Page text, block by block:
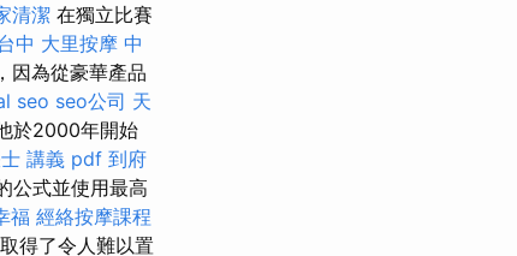
清潔 在獨立比賽
中 大里按摩 中
因為從豪華產品
seo seo公司 天
於2000年開始
講義 pdf 到府
公式並使用最高
福 經絡按摩課程
得了令人難以置